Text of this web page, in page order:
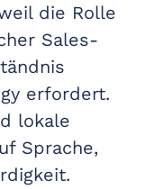
die Rolle
Sales-
erfordert.
lokale
Sprache,